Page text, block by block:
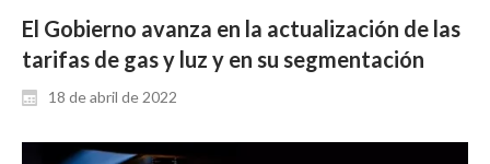
El Gobierno avanza en la actualización de las
tarifas de gas y luz y en su segmentación
18 de abril de 2022